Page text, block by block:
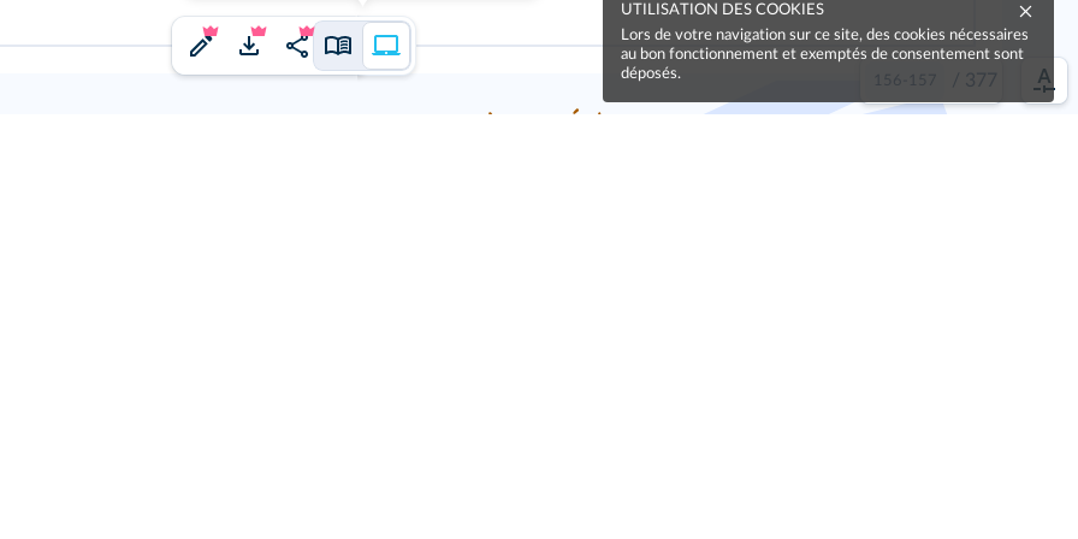
/ 377
j'ai une idée !
UTILISATION DES COOKIES
Lors de votre navigation sur ce site, des cookies nécessaires
au bon fonctionnement et exemptés de consentement sont
déposés.